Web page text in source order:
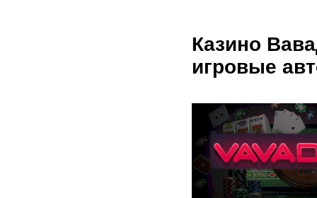
Казино
игровые